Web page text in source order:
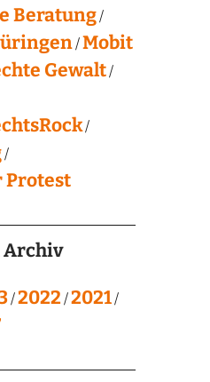
Beratung
Mobit
Gewalt
Archiv
2022 2021